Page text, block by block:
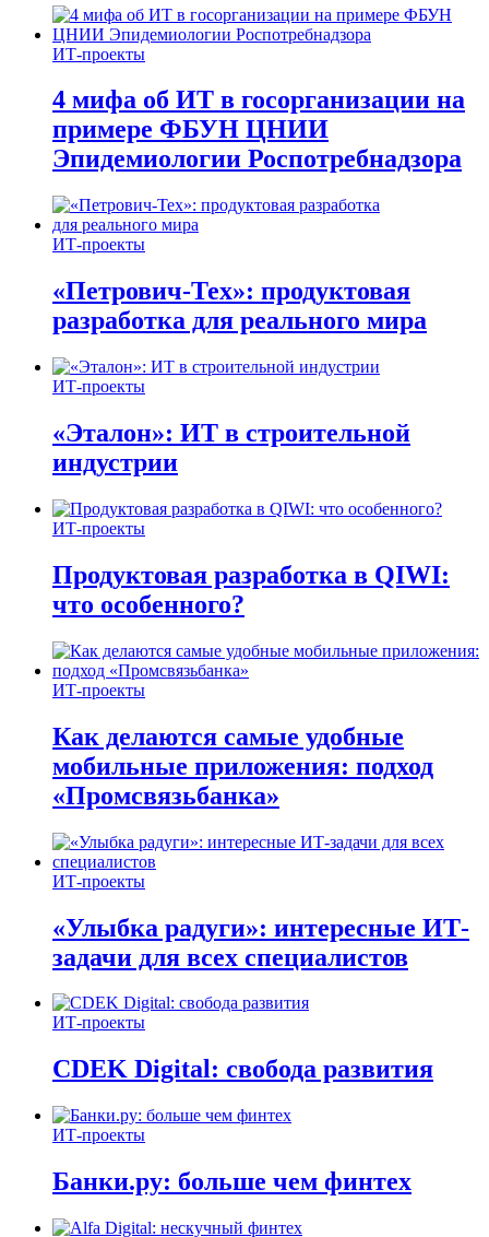
ИТ-проекты
4 мифа об ИТ в госорганизации на
примере ФБУН ЦНИИ
Эпидемиологии Роспотребнадзора
ИТ-проекты
«Петрович-Тех»: продуктовая
разработка для реального мира
ИТ-проекты
«Эталон»: ИТ в строительной
индустрии
ИТ-проекты
Продуктовая разработка в QIWI:
что особенного?
ИТ-проекты
Как делаются самые удобные
мобильные приложения: подход
«Промсвязьбанка»
ИТ-проекты
«Улыбка радуги»: интересные ИТ-
задачи для всех специалистов
ИТ-проекты
CDEK Digital: свобода развития
ИТ-проекты
Банки.ру: больше чем финтех